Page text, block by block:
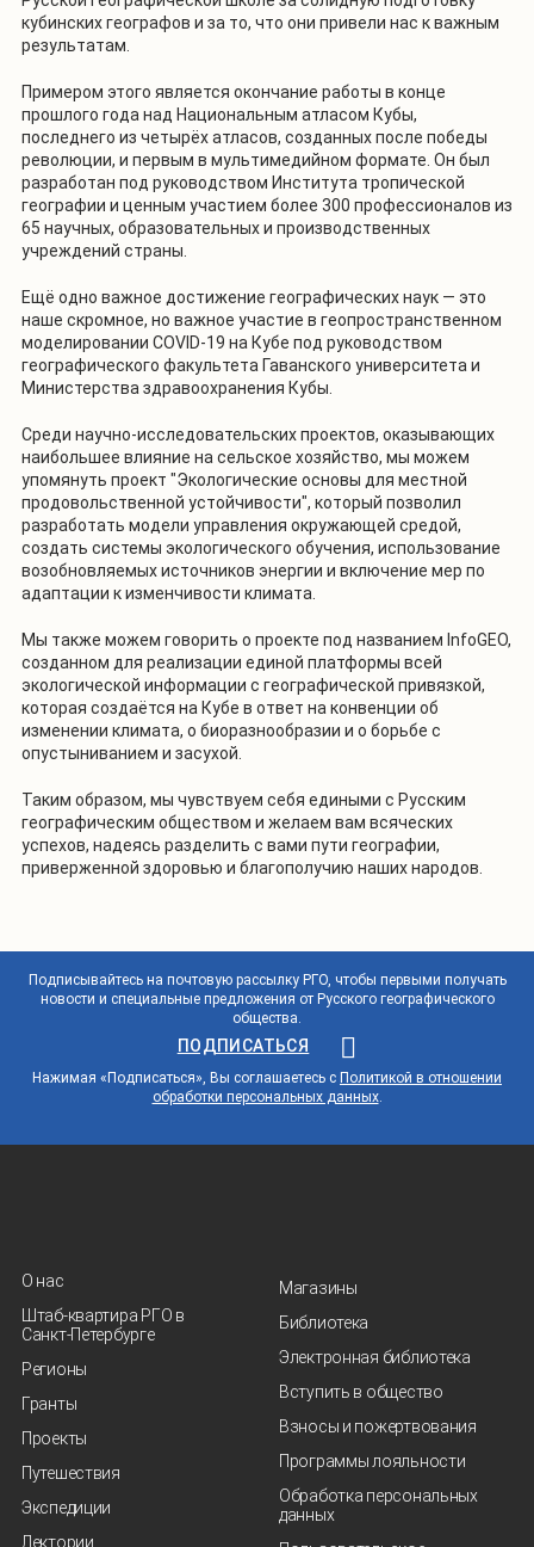
кубинских географов и за то, что они привели нас к важным
результатам.
Примером этого является окончание работы в конце
прошлого года над Национальным атласом Кубы,
последнего из четырёх атласов, созданных после победы
революции, и первым в мультимедийном формате. Он был
разработан под руководством Института тропической
географии и ценным участием более 300 профессионалов из
65 научных, образовательных и производственных
учреждений страны.
Ещё одно важное достижение географических наук — это
наше скромное, но важное участие в геопространственном
моделировании COVID-19 на Кубе под руководством
географического факультета Гаванского университета и
Министерства здравоохранения Кубы.
Среди научно-исследовательских проектов, оказывающих
наибольшее влияние на сельское хозяйство, мы можем
упомянуть проект "Экологические основы для местной
продовольственной устойчивости", который позволил
разработать модели управления окружающей средой,
создать системы экологического обучения, использование
возобновляемых источников энергии и включение мер по
адаптации к изменчивости климата.
Мы также можем говорить о проекте под названием InfoGEO,
созданном для реализации единой платформы всей
экологической информации с географической привязкой,
которая создаётся на Кубе в ответ на конвенции об
изменении климата, о биоразнообразии и о борьбе с
опустыниванием и засухой.
Таким образом, мы чувствуем себя едиными с Русским
географическим обществом и желаем вам всяческих
успехов, надеясь разделить с вами пути географии,
приверженной здоровью и благополучию наших народов.
Подписывайтесь на почтовую рассылку РГО, чтобы первыми получать
новости и специальные предложения от Русского географического
общества.
ПОДПИСАТЬСЯ
Нажимая «Подписаться», Вы соглашаетесь с Политикой в отношении
обработки персональных данных.
О нас
Штаб-квартира РГО в
Санкт‑Петербурге
Регионы
Гранты
Проекты
Путешествия
Экспедиции
Лектории
Магазины
Библиотека
Электронная библиотека
Вступить в общество
Взносы и пожертвования
Программы лояльности
Обработка персональных
данных